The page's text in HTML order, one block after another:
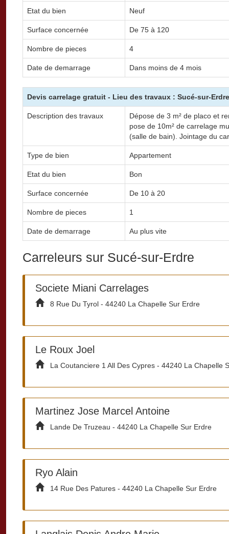
Etat du bien Neuf
Surface concernée De 75 à 120
Nombre de pieces 4
Date de demarrage Dans moins de 4 mois
Devis carrelage gratuit - Lieu des travaux : Sucé-sur-Erdre
Description des travaux
Dépose de 3 m² de placo et
pose de 10m² de carrelage
(salle de bain). Jointage du
Type de bien Appartement
Etat du bien Bon
Surface concernée De 10 à 20
Nombre de pieces 1
Date de demarrage Au plus vite
Carreleurs sur Sucé-sur-Erdre
Societe Miani Carrelages
8 Rue Du Tyrol - 44240 La Chapelle Sur Erdre
Le Roux Joel
La Coutanciere 1 All Des Cypres - 44240 La Chapelle
Martinez Jose Marcel Antoine
Lande De Truzeau - 44240 La Chapelle Sur Erdre
Ryo Alain
14 Rue Des Patures - 44240 La Chapelle Sur Erdre